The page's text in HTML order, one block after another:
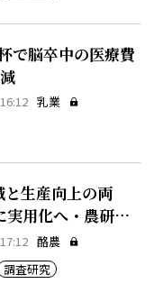
で脳卒中の医療費
乳業
と生産向上の両
実用化へ・農研機
酪農
調査研究